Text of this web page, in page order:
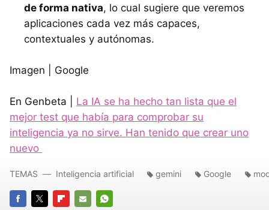
de forma nativa, lo cual sugiere que veremos
aplicaciones cada vez más capaces,
contextuales y autónomas.
Imagen | Google
En Genbeta | La IA se ha hecho tan lista que el
mejor test que había para comprobar su
inteligencia ya no sirve. Han tenido que crear uno
nuevo
TEMAS Inteligencia artificial gemini Google